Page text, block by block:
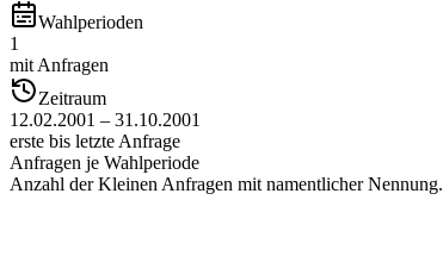
Wahlperioden
1
mit Anfragen
Zeitraum
12.02.2001 – 31.10.2001
erste bis letzte Anfrage
Anfragen je Wahlperiode
Anzahl der Kleinen Anfragen mit namentlicher Nennung.